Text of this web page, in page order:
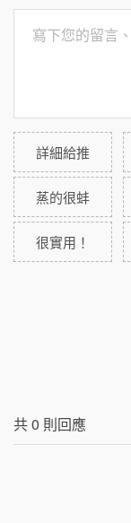
詳細給推
蒸的很蚌
很實用！
共0 則回應